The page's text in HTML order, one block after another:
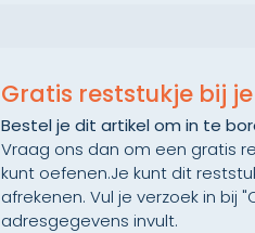
Gratis reststukje bij
Bestel je dit artikel om in te
Vraag ons dan om een gratis
kunt oefenen.Je kunt dit
afrekenen. Vul je verzoek in bij
adresgegevens invult.